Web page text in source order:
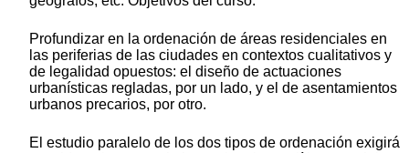
Profundizar en la ordenación de áreas residenciales en
las periferias de las ciudades en contextos cualitativos y
de legalidad opuestos: el diseño de actuaciones
urbanísticas regladas, por un lado, y el de asentamientos
urbanos precarios, por otro.
El estudio paralelo de los dos tipos de ordenación exigirá